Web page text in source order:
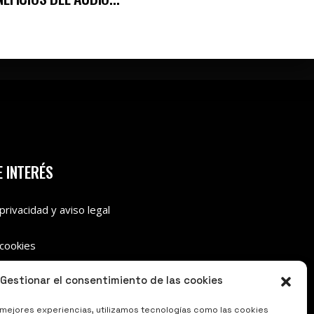
Gestionar el consentimiento de las cookies
experiencias, utilizamos tecnologías como las cookies
INTERÉS
y aviso legal